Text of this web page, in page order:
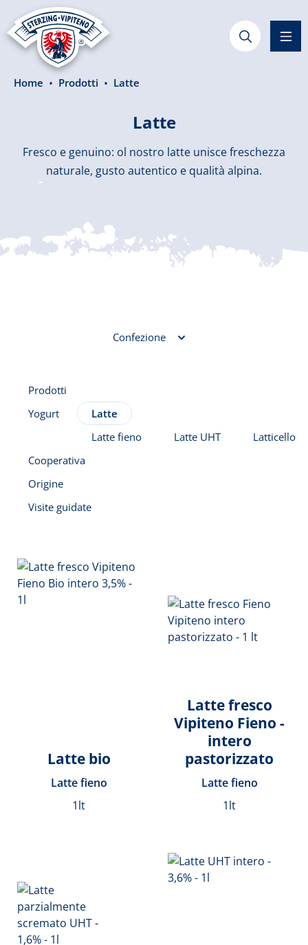
principale
Home Prodotti Latte
Latte
Fresco e genuino: ol nostro latte unisce freschezza
naturale, gusto autentico e qualità alpina.
Confezione
Prodotti
Yogurt
Latte
Latte fieno
Latte UHT
Latticello
Cooperativa
Origine
Visite guidate
Latte bio
Latte fieno
1lt
Latte fresco
Vipiteno Fieno -
intero
pastorizzato
Latte fieno
1lt